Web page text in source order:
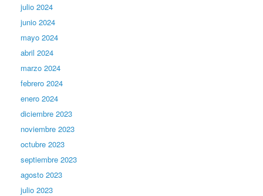
julio 2024
junio 2024
mayo 2024
abril 2024
marzo 2024
febrero 2024
enero 2024
diciembre 2023
noviembre 2023
octubre 2023
septiembre 2023
agosto 2023
julio 2023